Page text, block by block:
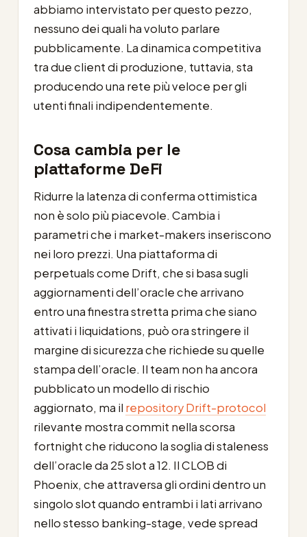
abbiamo intervistato per questo pezzo,
nessuno dei quali ha voluto parlare
pubblicamente. La dinamica competitiva
tra due client di produzione, tuttavia, sta
producendo una rete più veloce per gli
utenti finali indipendentemente.
Cosa cambia per le
piattaforme DeFi
Ridurre la latenza di conferma ottimistica
non è solo più piacevole. Cambia i
parametri che i market-makers inseriscono
nei loro prezzi. Una piattaforma di
perpetuals come Drift, che si basa sugli
aggiornamenti dell’oracle che arrivano
entro una finestra stretta prima che siano
attivati i liquidations, può ora stringere il
margine di sicurezza che richiede su quelle
stampa dell’oracle. Il team non ha ancora
pubblicato un modello di rischio
aggiornato, ma il repository Drift-protocol
rilevante mostra commit nella scorsa
fortnight che riducono la soglia di staleness
dell’oracle da 25 slot a 12. Il CLOB di
Phoenix, che attraversa gli ordini dentro un
singolo slot quando entrambi i lati arrivano
nello stesso banking-stage, vede spread